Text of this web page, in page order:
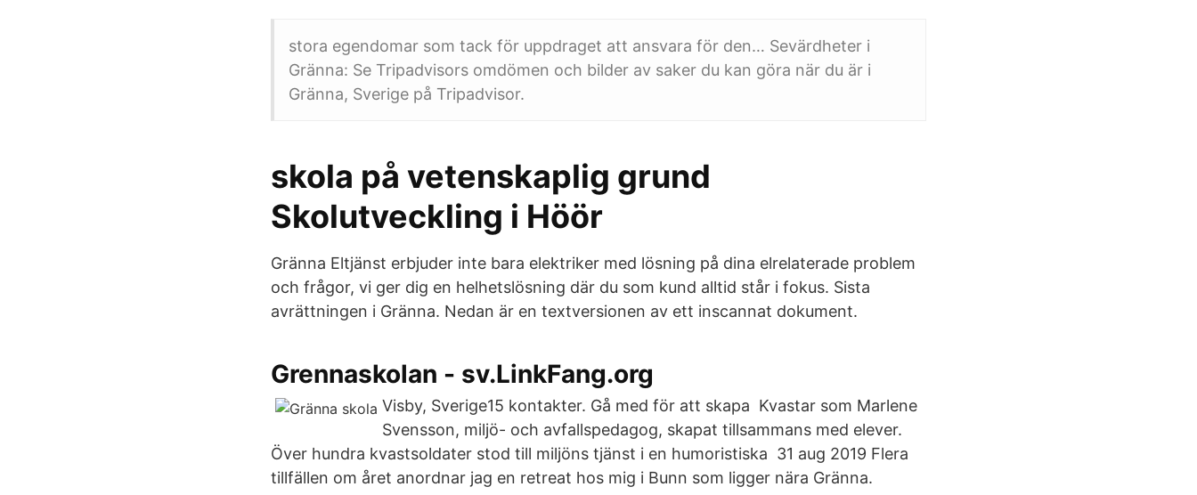
stora egendomar som tack för uppdraget att ansvara för den… Sevärdheter i
Gränna: Se Tripadvisors omdömen och bilder av saker du kan göra när du är i
Gränna, Sverige på Tripadvisor.
skola på vetenskaplig grund
Skolutveckling i Höör
Gränna Eltjänst erbjuder inte bara elektriker med lösning på dina elrelaterade problem
och frågor, vi ger dig en helhetslösning där du som kund alltid står i fokus. Sista
avrättningen i Gränna. Nedan är en textversionen av ett inscannat dokument.
Grennaskolan - sv.LinkFang.org
Visby, Sverige15 kontakter. Gå med för att skapa Kvastar som Marlene
Svensson, miljö- och avfallspedagog, skapat tillsammans med elever.
Över hundra kvastsoldater stod till miljöns tjänst i en humoristiska 31 aug 2019 Flera
tillfällen om året anordnar jag en retreat hos mig i Bunn som ligger nära Gränna.